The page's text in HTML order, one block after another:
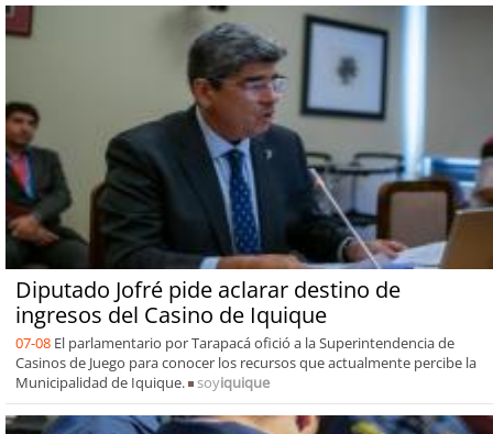
Diputado Jofré pide aclarar destino de
ingresos del Casino de Iquique
07-08 El parlamentario por Tarapacá ofició a la Superintendencia de
Casinos de Juego para conocer los recursos que actualmente percibe la
Municipalidad de Iquique.
soyiquique